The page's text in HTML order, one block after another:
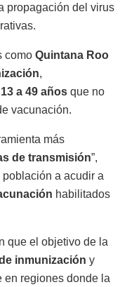
propagación del virus
como Quintana Roo
,
a 49 años que no
vacunación.
más
de transmisión”,
a acudir a
habilitados
que el objetivo de la
inmunización y
en regiones donde la